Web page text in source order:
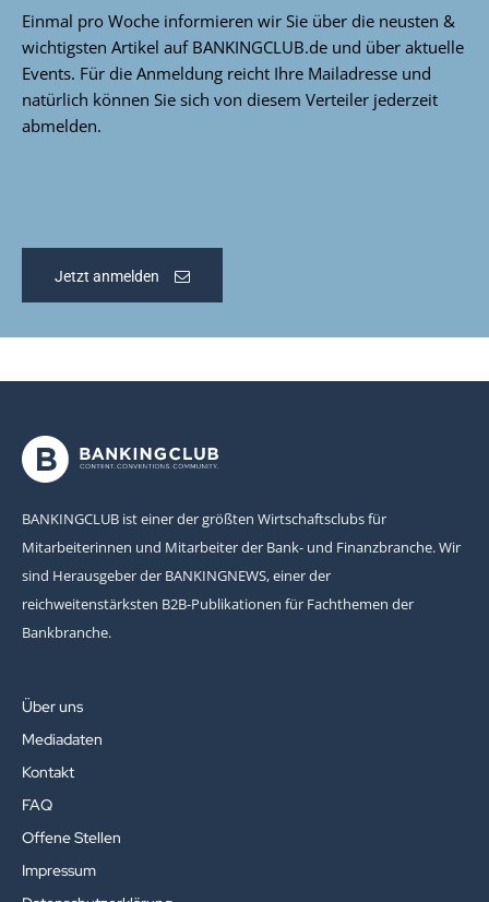
Einmal pro Woche informieren wir Sie über die neusten &
wichtigsten Artikel auf BANKINGCLUB.de und über aktuelle
Events. Für die Anmeldung reicht Ihre Mailadresse und
natürlich können Sie sich von diesem Verteiler jederzeit
abmelden.
Jetzt anmelden
BANKINGCLUB ist einer der größten Wirtschaftsclubs für
Mitarbeiterinnen und Mitarbeiter der Bank- und Finanzbranche. Wir
sind Herausgeber der BANKINGNEWS, einer der
reichweitenstärksten B2B-Publikationen für Fachthemen der
Bankbranche.
Über uns
Mediadaten
Kontakt
FAQ
Offene Stellen
Impressum